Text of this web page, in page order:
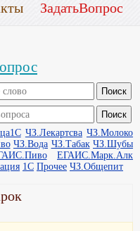
ЗадатьВопрос
ЧЗ.Лекартсва ЧЗ.Молоко
ЧЗ.Вода ЧЗ.Табак ЧЗ.Шубы
ЕГАИС.Марк.Алк
1С Прочее ЧЗ.Общепит